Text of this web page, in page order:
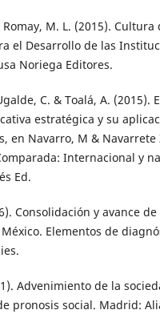
M. L. (2015). Cultura
el Desarrollo de las
Noriega Editores.
C. & Toalá, A. (2015).
estratégica y su
en Navarro, M & Navarrete
Internacional y
Ed.
Consolidación y avance
Elementos de
Advenimiento de la
pronosis social. Madrid: